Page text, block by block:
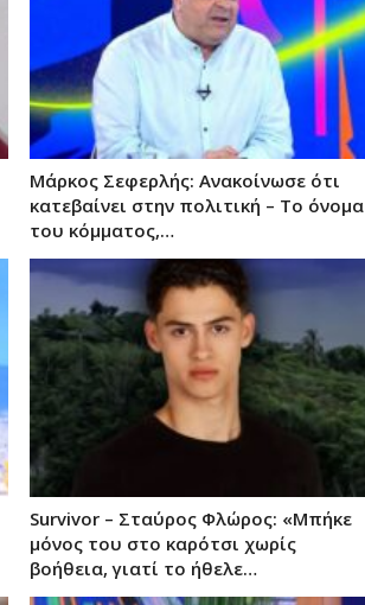
Μάρκος Σεφερλής: Ανακοίνωσε ότι
κατεβαίνει στην πολιτική – Το όνομα
του κόμματος,…
Survivor – Σταύρος Φλώρος: «Μπήκε
μόνος του στο καρότσι χωρίς
βοήθεια, γιατί το ήθελε…